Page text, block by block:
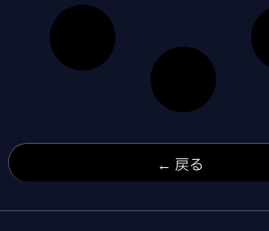
← 戻る